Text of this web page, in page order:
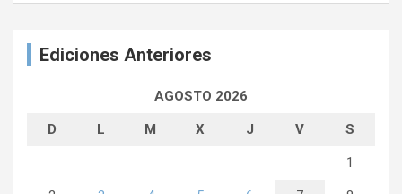
Ediciones Anteriores
AGOSTO 2026
D L M X J V S
1